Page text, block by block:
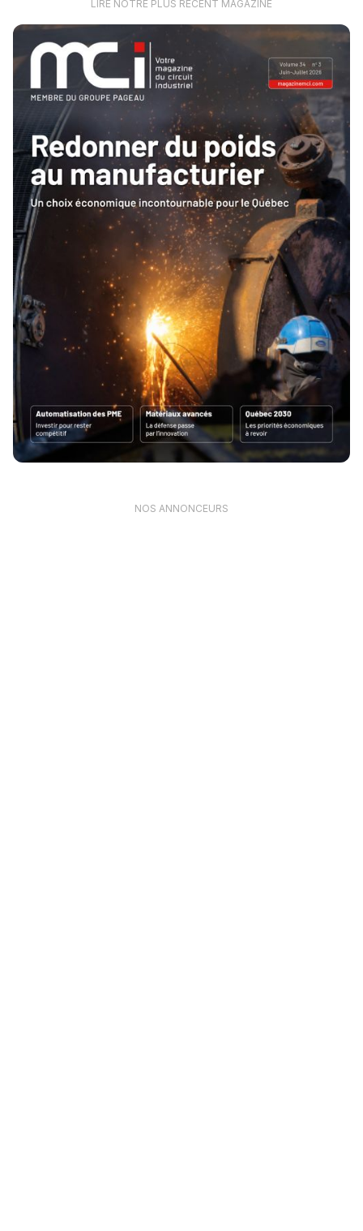
LIRE NOTRE PLUS RÉCENT MAGAZINE
NOS ANNONCEURS